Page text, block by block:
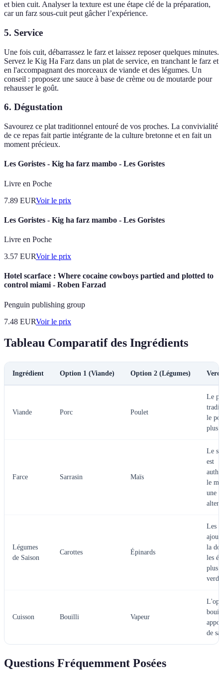
et bien cuit. Analyser la texture est une étape clé de la préparation,
car un farz sous-cuit peut gâcher l’expérience.
5. Service
Une fois cuit, débarrassez le farz et laissez reposer quelques minutes.
Servez le Kig Ha Farz dans un plat de service, en tranchant le farz et
en l'accompagnant des morceaux de viande et des légumes. Un
conseil : proposez une sauce à base de crème ou de moutarde pour
rehausser le goût.
6. Dégustation
Savourez ce plat traditionnel entouré de vos proches. La convivialité
de ce repas fait partie intégrante de la culture bretonne et en fait un
moment précieux.
Les Goristes - Kig ha farz mambo - Les Goristes
Livre en Poche
7.89 EURVoir le prix
Les Goristes - Kig ha farz mambo - Les Goristes
Livre en Poche
3.57 EURVoir le prix
Hotel scarface : Where cocaine cowboys partied and plotted to
control miami - Roben Farzad
Penguin publishing group
7.48 EURVoir le prix
Tableau Comparatif des Ingrédients
Ingrédient Option 1 (Viande) Option 2 (Légumes)
Viande Porc Poulet
Le
le
plus
Farce Sarrasin Maïs
Le
est
le
une
Légumes
de Saison
Carottes Épinards
Les
la
les
plus
Cuisson Bouilli Vapeur
de
Questions Fréquemment Posées